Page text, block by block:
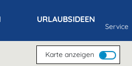
URLAUBSIDEEN
Service
Karte anzeigen